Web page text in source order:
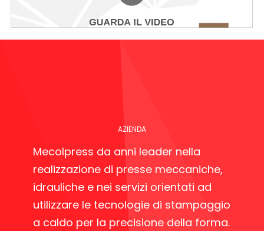
AZIENDA
Mecolpress da anni leader nella
realizzazione di presse meccaniche,
idrauliche e nei servizi orientati ad
utilizzare le tecnologie di stampaggio
a caldo per la precisione della forma.